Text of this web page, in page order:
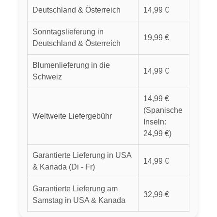
Deutschland & Österreich 14,99 €
Sonntagslieferung in
Deutschland & Österreich
19,99 €
Blumenlieferung in die
Schweiz
14,99 €
Weltweite Liefergebühr
14,99 €
(Spanische
Inseln:
24,99 €)
Garantierte Lieferung in USA
& Kanada (Di - Fr)
14,99 €
Garantierte Lieferung am
Samstag in USA & Kanada
32,99 €